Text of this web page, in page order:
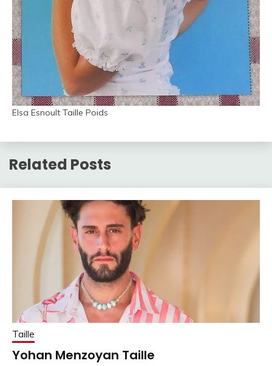
Elsa Esnoult Taille Poids
Related Posts
Taille
Yohan Menzoyan Taille